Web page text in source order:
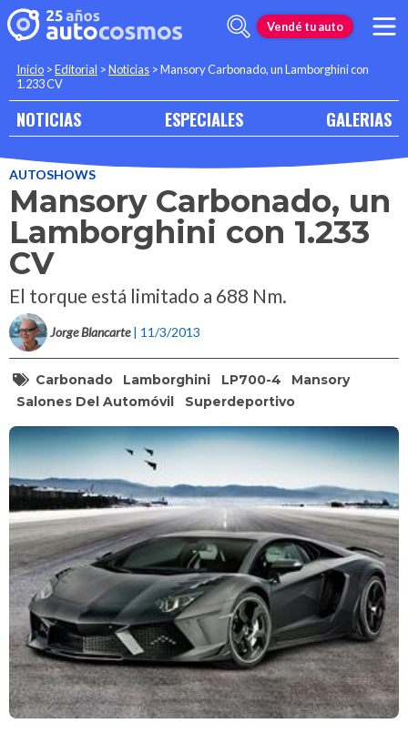
Vendé tu auto
Inicio >Editorial >Noticias >Mansory Carbonado, un Lamborghini con
1.233 CV
NOTICIAS ESPECIALES GALERIAS
AUTOSHOWS
Mansory Carbonado, un
Lamborghini con 1.233
CV
El torque está limitado a 688 Nm.
Jorge Blancarte | 11/3/2013
Carbonado Lamborghini LP700-4
Mansory
Salones Del Automóvil
Superdeportivo